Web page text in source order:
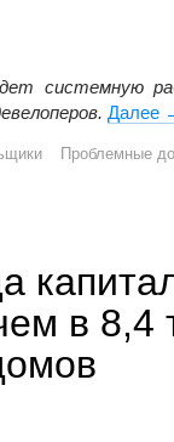
системную
Далее
Проблемные
в 8,4